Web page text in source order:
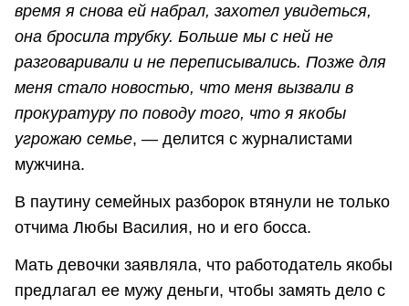
время я снова ей набрал, захотел увидеться,
она бросила трубку. Больше мы с ней не
разговаривали и не переписывались. Позже для
меня стало новостью, что меня вызвали в
прокуратуру по поводу того, что я якобы
угрожаю семье, — делится с журналистами
мужчина.
В паутину семейных разборок втянули не только
отчима Любы Василия, но и его босса.
Мать девочки заявляла, что работодатель якобы
предлагал ее мужу деньги, чтобы замять дело с